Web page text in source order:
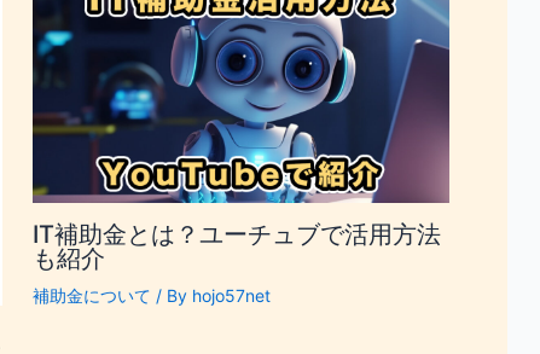
IT補助金とは？ユーチュブで活用方法
も紹介
補助金について / By hojo57net